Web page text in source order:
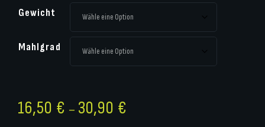
Gewicht
Mahlgrad
16,50 € – 30,90 €